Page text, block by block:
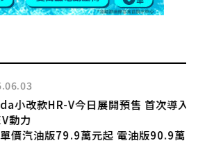
小改款HR-V今日展開預售 首次導入
動力
價汽油版79.9萬元起 電油版90.9萬